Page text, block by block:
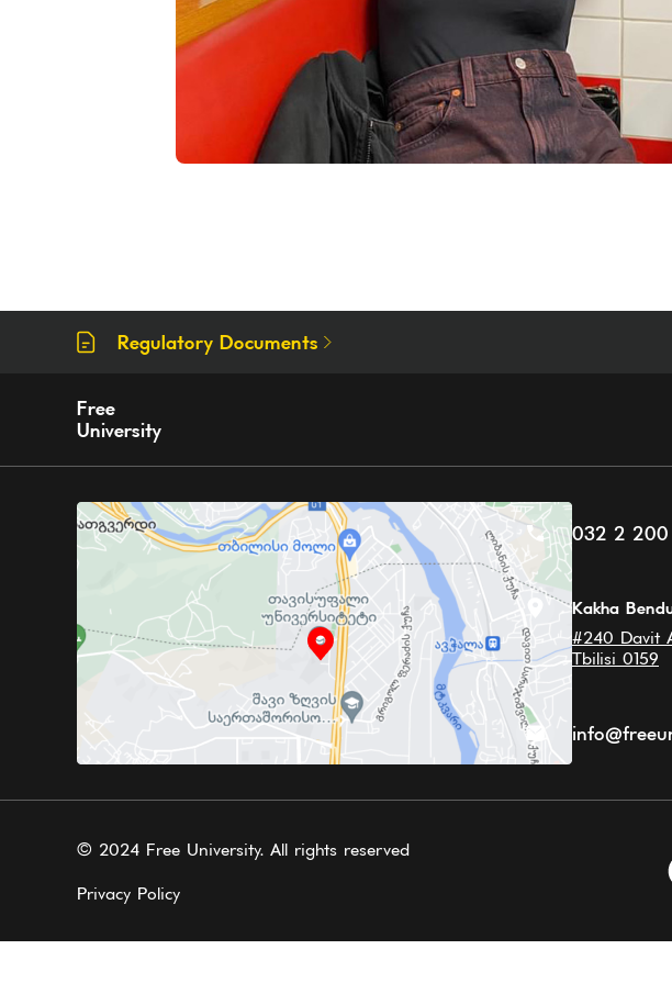
Regulatory Documents
Free
University
032 2 200
Kakha
#240 Davit
Tbilisi 0159
© 2024 Free University. All rights reserved
Privacy Policy